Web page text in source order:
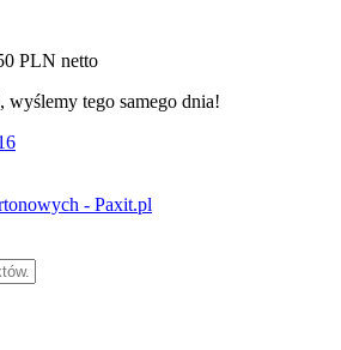
PLN netto
wyślemy tego samego dnia!